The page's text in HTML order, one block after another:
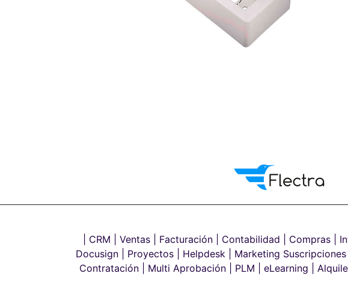
| CRM | Ventas | Facturación | Contabilidad | Compras |
Docusign |
Proyectos | Helpdesk | Marketing Suscripciones |
Contratación |
Multi Aprobación | PLM | eLearning |